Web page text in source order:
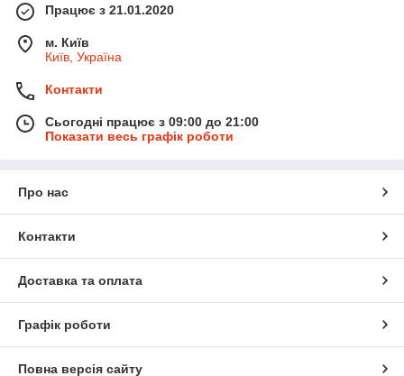
Працює з 21.01.2020
м. Київ
Київ, Україна
Контакти
Сьогодні працює з 09:00 до 21:00
Показати весь графік роботи
Про нас
Контакти
Доставка та оплата
Графік роботи
Повна версія сайту